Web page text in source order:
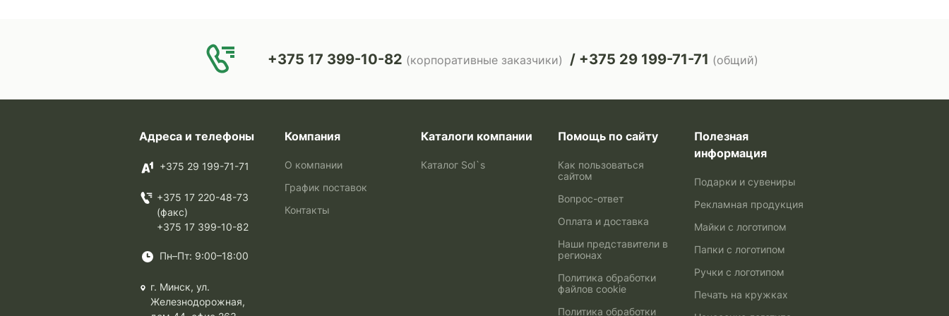
+375 17 399-10-82 (корпоративные заказчики) +375 29 199-71-71 (общий)
Адреса и телефоны
+375 29 199-71-71
+375 17 220-48-73
(факс)
+375 17 399-10-82
Пн–Пт: 9:00–18:00
г. Минск, ул.
Железнодорожная,
Компания
О компании
График поставок
Контакты
Каталоги компании
Каталог Sol`s
Помощь по сайту
Как пользоваться
сайтом
Вопрос-ответ
Оплата и доставка
Наши представители в
регионах
Политика обработки
файлов cookie
Политика обработки
Полезная
информация
Подарки и сувениры
Рекламная продукция
Майки с логотипом
Папки с логотипом
Ручки с логотипом
Печать на кружках